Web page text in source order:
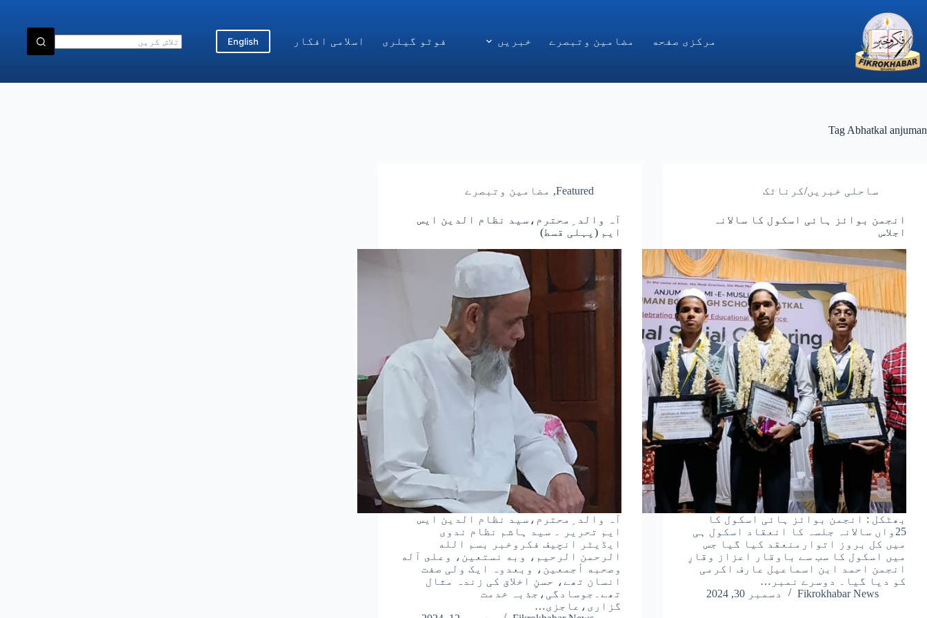
content
مركزى صفحه
مضامین وتبصرے خبریں فوٹو گیلری اسلامی افکار English
Tag Abhatkal anjuman
ساحلی خبریں/کرناٹک
انجمن بوائز ہائی اسکول کا سالانہ
اجلاس
بھٹکل : انجمن بوائز ہائی اسکول کا
25واں سالانہ جلسہ کا انعقاد اسکول ہی
میں کل بروز اتوارمنعقد کیا گیا جس
میں اسکول کا سب سے باوقار اعزاز وقارِ
انجمن احمد ابن اسماعیل عارف اکرمی
کو دیا گیا۔ دوسرے نمبر…
Fikrokhabar News
دسمبر 30, 2024
Featured
, مضامین وتبصرے
آہ والد ِمحترم،سید نظام الدین ایس
ایم (پہلی قسط)
آہ والد ِمحترم،سید نظام الدین ایس
ایم تحریر ۔ سید ہاشم نظام ندوی
ایڈیٹر انچیف فکروخبر بسم الله
الرحمن الرحيم، وبه نستعين، وعلى آله
وصحبه أجمعين، وبعدوہ ایک ولی صفت
انسان تھے، حسنِ اخلاق کی زندہ مثال
تھے۔جوسادگی،جذبہ خدمت
گزاری،عاجزی…